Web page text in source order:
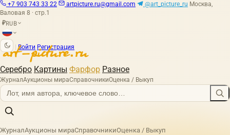
+7 903 743 33 22 artpicture.ru@gmail.com @art_picture_ru Москва,
Валовая 8 · стр.1
₽RUB
Войти Регистрация
Серебро Картины Фарфор Разное
ЖурналАукционы мираСправочникиОценка / Выкуп
ЖурналАукционы мираСправочникиОценка / Выкуп